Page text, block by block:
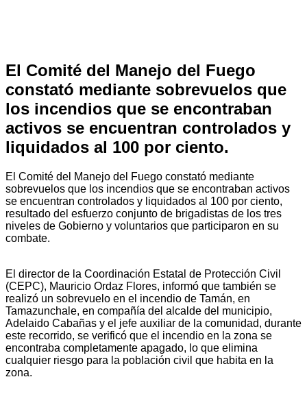
El Comité del Manejo del Fuego
constató mediante sobrevuelos que
los incendios que se encontraban
activos se encuentran controlados y
liquidados al 100 por ciento.
El Comité del Manejo del Fuego constató mediante
sobrevuelos que los incendios que se encontraban activos
se encuentran controlados y liquidados al 100 por ciento,
resultado del esfuerzo conjunto de brigadistas de los tres
niveles de Gobierno y voluntarios que participaron en su
combate.
El director de la Coordinación Estatal de Protección Civil
(CEPC), Mauricio Ordaz Flores, informó que también se
realizó un sobrevuelo en el incendio de Tamán, en
Tamazunchale, en compañía del alcalde del municipio,
Adelaido Cabañas y el jefe auxiliar de la comunidad, durante
este recorrido, se verificó que el incendio en la zona se
encontraba completamente apagado, lo que elimina
cualquier riesgo para la población civil que habita en la
zona.